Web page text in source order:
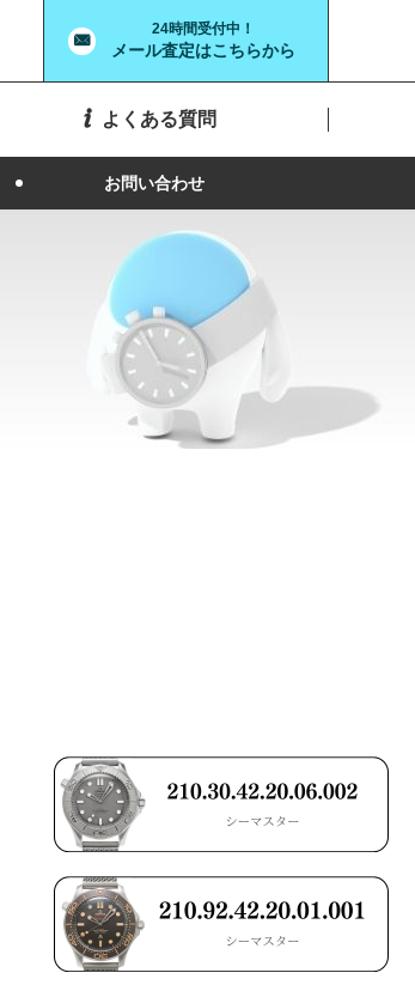
24時間受付中！
メール査定はこちらから
よくある質問
お問い合わせ